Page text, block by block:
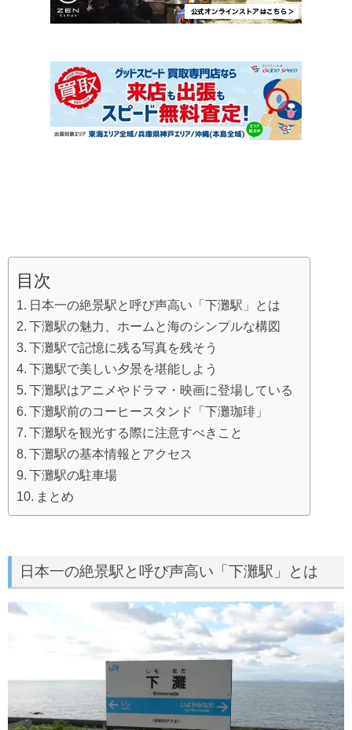
目次
日本一の絶景駅と呼び声高い「下灘駅」とは
下灘駅の魅力、ホームと海のシンプルな構図
下灘駅で記憶に残る写真を残そう
下灘駅で美しい夕景を堪能しよう
下灘駅はアニメやドラマ・映画に登場している
下灘駅前のコーヒースタンド「下灘珈琲」
下灘駅を観光する際に注意すべきこと
下灘駅の基本情報とアクセス
下灘駅の駐車場
まとめ
日本一の絶景駅と呼び声高い「下灘駅」とは